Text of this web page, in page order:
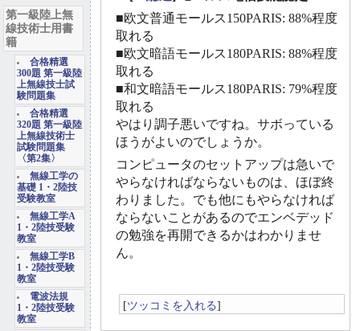
■欧文普通モールス150PARIS: 88%程度
取れる
■欧文暗語モールス180PARIS: 88%程度
取れる
■和文暗語モールス180PARIS: 79%程度
取れる
やはり調子悪いですね。サボっている
ほうがよいのでしょうか。
コンピュータのセットアップは急いで
やらなければならないものは、ほぼ終
わりました。でも他にもやらなければ
ならないことがあるのでエンベデッド
の勉強を再開できるかはわかりませ
ん。
[ツッコミを入れる]
第一級陸上無
線技術士用書
籍
合格精選
300題 第一級陸
上無線技士試
験問題集
合格精選
320題 第一級陸
上無線技術士
試験問題集
〈第2集〉
無線工学の
基礎 1・2陸技
受験教室
無線工学A
1・2陸技受験
教室
無線工学B
1・2陸技受験
教室
電波法規
1・2陸技受験
教室